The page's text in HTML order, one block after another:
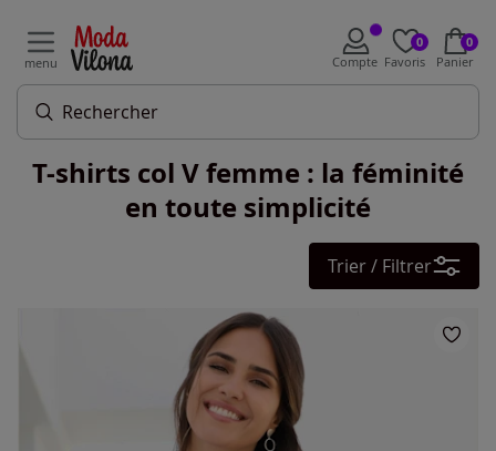
menu Compte
0
Favoris
0
Panier
T-shirts col V femme : la féminité
en toute simplicité
Trier / Filtrer